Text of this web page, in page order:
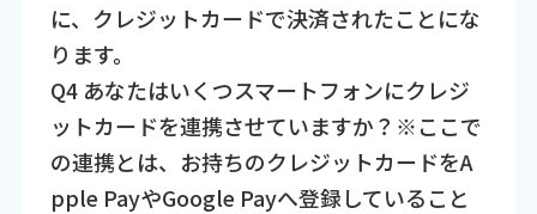
に、クレジットカードで決済されたことにな
ります。
Q4 あなたはいくつスマートフォンにクレジ
ットカードを連携させていますか？※ここで
の連携とは、お持ちのクレジットカードをA
pple PayやGoogle Payへ登録していること